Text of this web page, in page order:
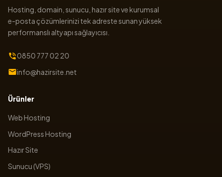
Hosting, domain, sunucu, hazır site ve kurumsal
e-posta çözümlerinizi tek adreste sunan yüksek
performanslı altyapı sağlayıcısı.
0850 777 02 20
info@hazirsite.net
Ürünler
Web Hosting
WordPress Hosting
Hazır Site
Sunucu (VPS)